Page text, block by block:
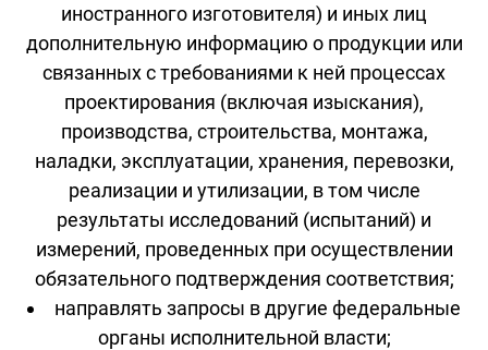
иностранного изготовителя) и иных лиц
дополнительную информацию о продукции или
связанных с требованиями к ней процессах
проектирования (включая изыскания),
производства, строительства, монтажа,
наладки, эксплуатации, хранения, перевозки,
реализации и утилизации, в том числе
результаты исследований (испытаний) и
измерений, проведенных при осуществлении
обязательного подтверждения соответствия;
направлять запросы в другие федеральные
органы исполнительной власти;